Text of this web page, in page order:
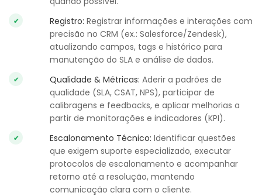
Registro: Registrar informações e interações com
precisão no CRM (ex.: Salesforce/Zendesk),
atualizando campos, tags e histórico para
manutenção do SLA e análise de dados.
Qualidade & Métricas: Aderir a padrões de
qualidade (SLA, CSAT, NPS), participar de
calibragens e feedbacks, e aplicar melhorias a
partir de monitorações e indicadores (KPI).
Escalonamento Técnico: Identificar questões
que exigem suporte especializado, executar
protocolos de escalonamento e acompanhar
retorno até a resolução, mantendo
comunicação clara com o cliente.